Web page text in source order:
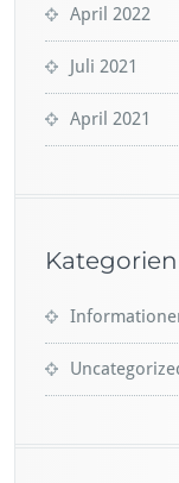
April 2022
Juli 2021
April 2021
Kategorien